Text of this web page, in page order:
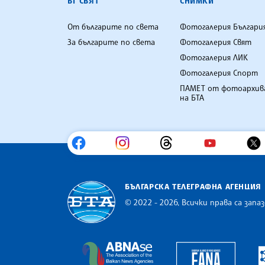
От българите по света
За българите по света
Фотогалерия
Фотогалерия Свят
Фотогалерия ЛИК
Фотогалерия Спорт
ПАМЕТ от
на БТА
БЪЛГАРСКА ТЕЛЕГРАФНА АГЕНЦИЯ
© 2022 - 2026, Всички права са
The Assocoation of the